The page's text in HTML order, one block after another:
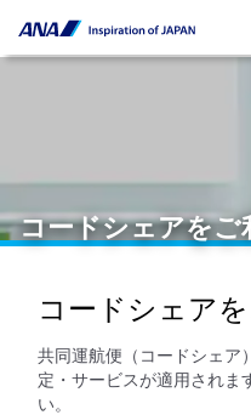
コードシェアをご
コードシェア
共同運航便（コードシェア
定・サービスが適用されま
い。